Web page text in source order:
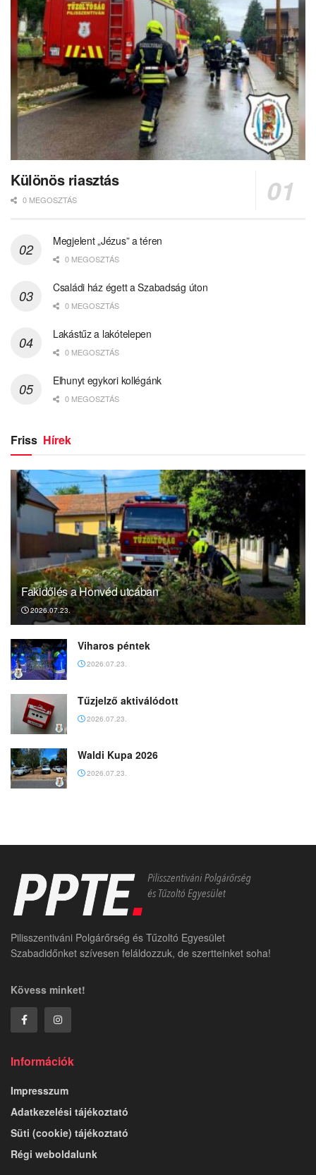
Különös riasztás
0 MEGOSZTÁS
Megjelent „Jézus” a téren
0 MEGOSZTÁS
Családi ház égett a Szabadság úton
0 MEGOSZTÁS
Lakástűz a lakótelepen
0 MEGOSZTÁS
Elhunyt egykori kollégánk
0 MEGOSZTÁS
Friss Hírek
Fakidőlés a Honvéd utcában
2026.07.23.
Viharos péntek
2026.07.23.
Tűzjelző aktiválódott
2026.07.23.
Waldi Kupa 2026
2026.07.23.
Pilisszentiváni Polgárőrség és Tűzoltó Egyesület
Szabadidőnket szívesen feláldozzuk, de szertteinket soha!
Kövess minket!
Információk
Impresszum
Adatkezelési tájékoztató
Süti (cookie) tájékoztató
Régi weboldalunk